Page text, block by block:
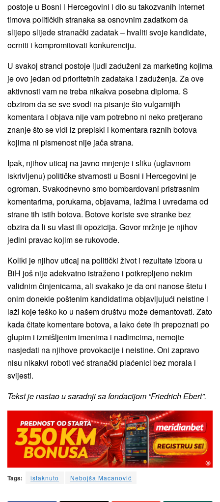
postoje u Bosni i Hercegovini i dio su takozvanih internet
timova političkih stranaka sa osnovnim zadatkom da
slijepo slijede stranački zadatak – hvaliti svoje kandidate,
ocrniti i kompromitovati konkurenciju.
U svakoj stranci postoje ljudi zaduženi za marketing kojima
je ovo jedan od prioritetnih zadataka i zaduženja. Za ove
aktivnosti vam ne treba nikakva posebna diploma. S
obzirom da se sve svodi na pisanje što vulgarnijih
komentara i objava nije vam potrebno ni neko pretjerano
znanje što se vidi iz prepiski i komentara raznih botova
kojima ni pismenost nije jača strana.
Ipak, njihov uticaj na javno mnjenje i sliku (uglavnom
iskrivljenu) političke stvarnosti u Bosni i Hercegovini je
ogroman. Svakodnevno smo bombardovani pristrasnim
komentarima, porukama, objavama, lažima i uvredama od
strane tih istih botova. Botove koriste sve stranke bez
obzira da li su vlast ili opozicija. Govor mržnje je njihov
jedini pravac kojim se rukovode.
Koliki je njihov uticaj na politički život i rezultate izbora u
BiH još nije adekvatno istraženo i potkrepljeno nekim
validnim činjenicama, ali svakako je da oni nanose štetu i
onim donekle poštenim kandidatima objavljujući neistine i
laži koje teško ko u našem društvu može demantovati. Zato
kada čitate komentare botova, a lako ćete ih prepoznati po
glupim i izmišljenim imenima i nadimcima, nemojte
nasjedati na njihove provokacije i neistine. Oni zapravo
nisu nikakvi roboti već stranački plaćenici bez morala i
svijesti.
Tekst je nastao u saradnji sa fondacijom “Friedrich Ebert”.
Tags: istaknuto Nebojša Macanović